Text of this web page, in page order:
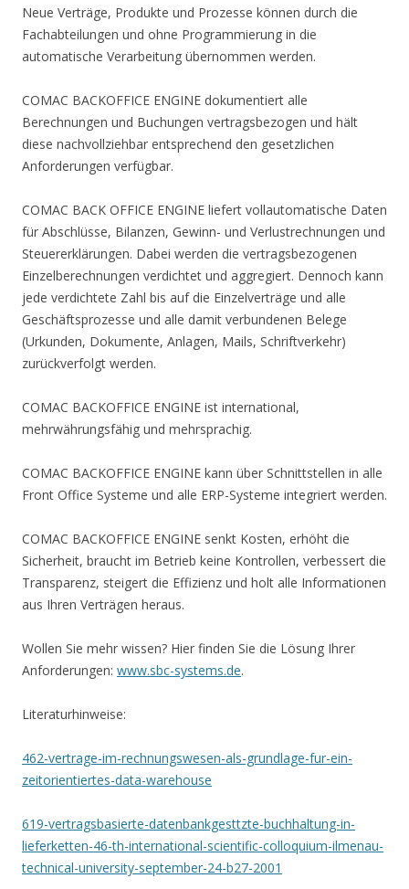
Neue Verträge, Produkte und Prozesse können durch die
Fachabteilungen und ohne Programmierung in die
automatische Verarbeitung übernommen werden.
COMAC BACKOFFICE ENGINE dokumentiert alle
Berechnungen und Buchungen vertragsbezogen und hält
diese nachvollziehbar entsprechend den gesetzlichen
Anforderungen verfügbar.
COMAC BACK OFFICE ENGINE liefert vollautomatische Daten
für Abschlüsse, Bilanzen, Gewinn- und Verlustrechnungen und
Steuererklärungen. Dabei werden die vertragsbezogenen
Einzelberechnungen verdichtet und aggregiert. Dennoch kann
jede verdichtete Zahl bis auf die Einzelverträge und alle
Geschäftsprozesse und alle damit verbundenen Belege
(Urkunden, Dokumente, Anlagen, Mails, Schriftverkehr)
zurückverfolgt werden.
COMAC BACKOFFICE ENGINE ist international,
mehrwährungsfähig und mehrsprachig.
COMAC BACKOFFICE ENGINE kann über Schnittstellen in alle
Front Office Systeme und alle ERP-Systeme integriert werden.
COMAC BACKOFFICE ENGINE senkt Kosten, erhöht die
Sicherheit, braucht im Betrieb keine Kontrollen, verbessert die
Transparenz, steigert die Effizienz und holt alle Informationen
aus Ihren Verträgen heraus.
Wollen Sie mehr wissen? Hier finden Sie die Lösung Ihrer
Anforderungen: www.sbc-systems.de.
Literaturhinweise:
462-vertrage-im-rechnungswesen-als-grundlage-fur-ein-
zeitorientiertes-data-warehouse
619-vertragsbasierte-datenbankgesttzte-buchhaltung-in-
lieferketten-46-th-international-scientific-colloquium-ilmenau-
technical-university-september-24-b27-2001